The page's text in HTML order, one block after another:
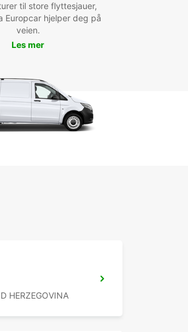
til store flyttesjauer,
Europcar hjelper deg på
veien.
Les mer
HERZEGOVINA